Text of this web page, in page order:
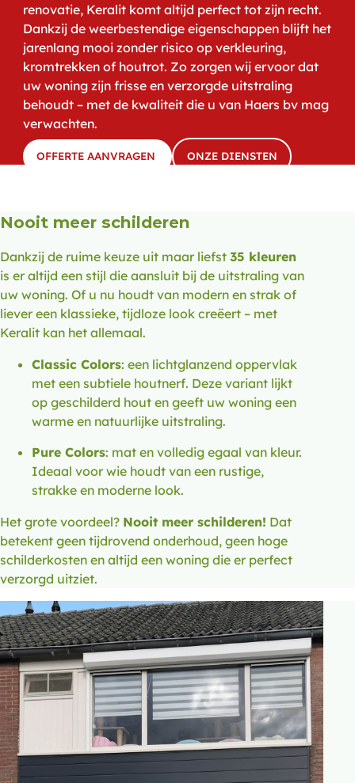
renovatie, Keralit komt altijd perfect tot zijn recht.
Dankzij de weerbestendige eigenschappen blijft het
jarenlang mooi zonder risico op verkleuring,
kromtrekken of houtrot. Zo zorgen wij ervoor dat
uw woning zijn frisse en verzorgde uitstraling
behoudt – met de kwaliteit die u van Haers bv mag
verwachten.
OFFERTE AANVRAGEN ONZE DIENSTEN
Nooit meer schilderen
Dankzij de ruime keuze uit maar liefst 35 kleuren
is er altijd een stijl die aansluit bij de uitstraling van
uw woning. Of u nu houdt van modern en strak of
liever een klassieke, tijdloze look creëert – met
Keralit kan het allemaal.
Classic Colors: een lichtglanzend oppervlak
met een subtiele houtnerf. Deze variant lijkt
op geschilderd hout en geeft uw woning een
warme en natuurlijke uitstraling.
Pure Colors: mat en volledig egaal van kleur.
Ideaal voor wie houdt van een rustige,
strakke en moderne look.
Het grote voordeel? Nooit meer schilderen! Dat
betekent geen tijdrovend onderhoud, geen hoge
schilderkosten en altijd een woning die er perfect
verzorgd uitziet.